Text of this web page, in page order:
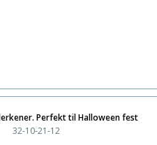
Perfekt til Halloween fest
32-10-21-12